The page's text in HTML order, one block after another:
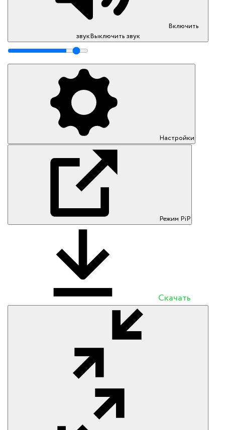
Включить
звукВыключить звук
Настройки
Режим PiP
Скачать